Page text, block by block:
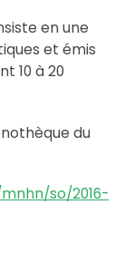
en une
et émis
10 à 20
du
so/2016-